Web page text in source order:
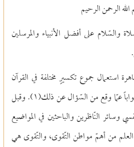
الرحمن الرحيم
والسّلام على أفضل الأنبياء والمرسلين
استعمال جموع تكسيرٍ مختلفة في القرآن
عمّا وقع من السّؤال عن ذلك(١) . وقبل
النّاظرين والباحثين في المواضيع
العلم من أهمّ مواطن التّقوى، والتّقوى هي